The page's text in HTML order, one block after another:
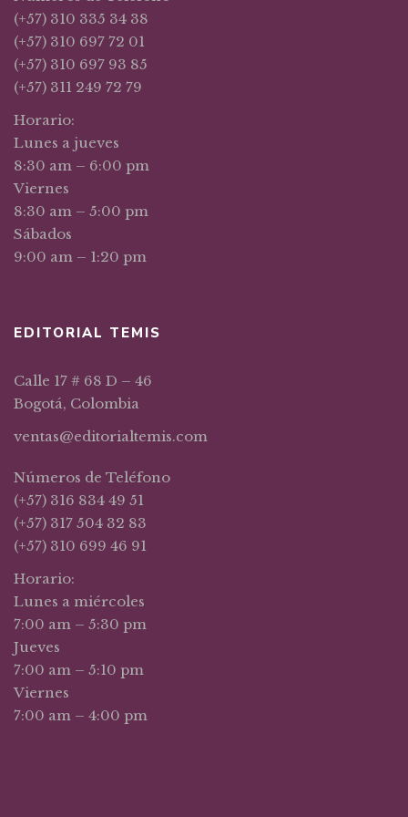
(+57) 310 335 34 38
(+57) 310 697 72 01
(+57) 310 697 93 85
(+57) 311 249 72 79
Horario:
Lunes a jueves
8:30 am – 6:00 pm
Viernes
8:30 am – 5:00 pm
Sábados
9:00 am – 1:20 pm
EDITORIAL TEMIS
Calle 17 # 68 D – 46
Bogotá, Colombia
ventas@editorialtemis.com
Números de Teléfono
(+57) 316 834 49 51
(+57) 317 504 32 83
(+57) 310 699 46 91
Horario:
Lunes a miércoles
7:00 am – 5:30 pm
Jueves
7:00 am – 5:10 pm
Viernes
7:00 am – 4:00 pm